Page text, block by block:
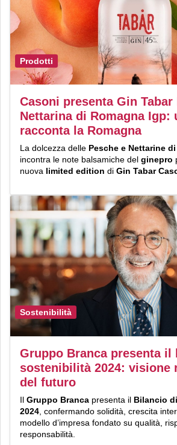
Prodotti
Casoni presenta Gin Tabar
Nettarina di Romagna Igp:
racconta la Romagna
La dolcezza delle Pesche e Nettarine
incontra le note balsamiche del ginepro
nuova limited edition di Gin Tabar
Sostenibilità
Gruppo Branca presenta il
sostenibilità 2024: visione
del futuro
Il Gruppo Branca presenta il Bilancio
2024 , confermando solidità, crescita
modello d’impresa fondato su qualità,
responsabilità.